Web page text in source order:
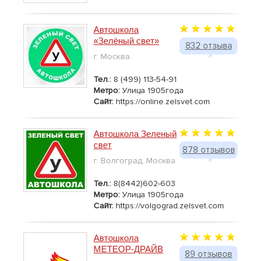
832 отзыва
Автошкола
«Зелёный свет»
г. Москва
Тел.: 8 (499) 113-54-91
Метро: Улица 1905года
Сайт: https://online.zelsvet.com
878 отзывов
Автошкола Зеленый
свет
г. Волгоград, Москва
Тел.: 8(8442)602-603
Метро: Улица 1905года
Сайт: https://volgograd.zelsvet.com
89 отзывов
Автошкола
МЕТЕОР-ДРАЙВ